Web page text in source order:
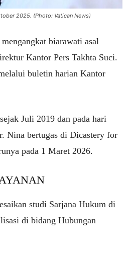
2025. (Photo: Vatican News)
mengangkat biarawati asal
Kantor Pers Takhta Suci.
buletin harian Kantor
Juli 2019 dan pada hari
Nina bertugas di Dicastery for
pada 1 Maret 2026.
studi Sarjana Hukum di
di bidang Hubungan